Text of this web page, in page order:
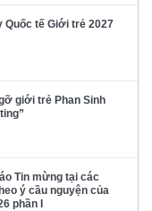
Quốc tế Giới trẻ 2027
giới trẻ Phan Sinh
Tin mừng tại các
ý cầu nguyện của
phần I